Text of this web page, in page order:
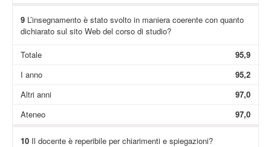
9L’insegnamento è stato svolto in maniera coerente con quanto
dichiarato sul sito Web del corso di studio?
Totale
95,9
I anno
95,2
Altri anni
97,0
Ateneo
97,0
10Il docente è reperibile per chiarimenti e spiegazioni?